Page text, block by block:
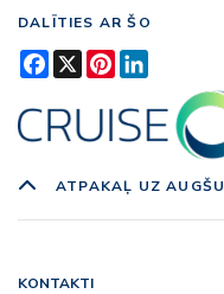
DALĪTIES AR ŠO
Facebook
X Pinterest
ATPAKAĻ UZ AUGŠU
KONTAKTI